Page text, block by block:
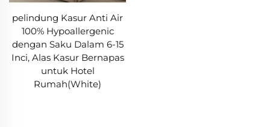
pelindung Kasur Anti Air
100% Hypoallergenic
dengan Saku Dalam 6-15
Inci, Alas Kasur Bernapas
untuk Hotel
Rumah(White)